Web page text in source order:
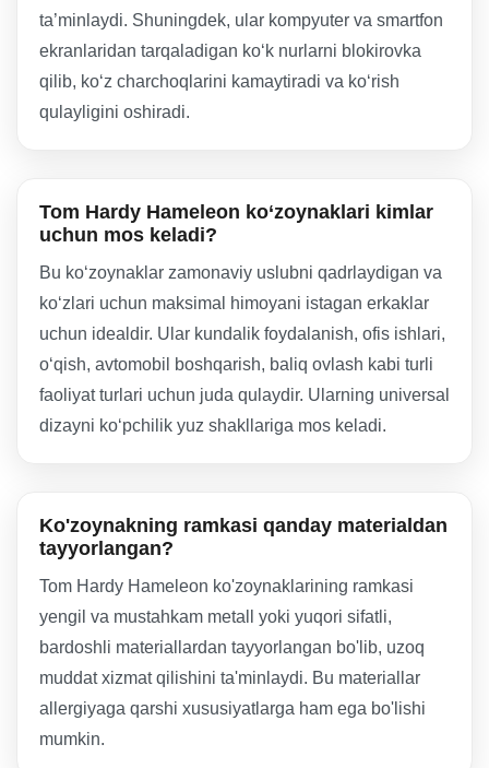
ta’minlaydi. Shuningdek, ular kompyuter va smartfon
ekranlaridan tarqaladigan ko‘k nurlarni blokirovka
qilib, ko‘z charchoqlarini kamaytiradi va ko‘rish
qulayligini oshiradi.
Tom Hardy Hameleon ko‘zoynaklari kimlar
uchun mos keladi?
Bu ko‘zoynaklar zamonaviy uslubni qadrlaydigan va
ko‘zlari uchun maksimal himoyani istagan erkaklar
uchun idealdir. Ular kundalik foydalanish, ofis ishlari,
o‘qish, avtomobil boshqarish, baliq ovlash kabi turli
faoliyat turlari uchun juda qulaydir. Ularning universal
dizayni ko‘pchilik yuz shakllariga mos keladi.
Ko'zoynakning ramkasi qanday materialdan
tayyorlangan?
Tom Hardy Hameleon ko'zoynaklarining ramkasi
yengil va mustahkam metall yoki yuqori sifatli,
bardoshli materiallardan tayyorlangan bo'lib, uzoq
muddat xizmat qilishini ta'minlaydi. Bu materiallar
allergiyaga qarshi xususiyatlarga ham ega bo'lishi
mumkin.